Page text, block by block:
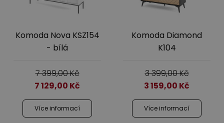
Komoda Nova KSZ154
- bílá
7 399,00Kč
7 129,00 Kč
Více informací
Komoda Diamond
K104
3 399,00Kč
3 159,00 Kč
Více informací